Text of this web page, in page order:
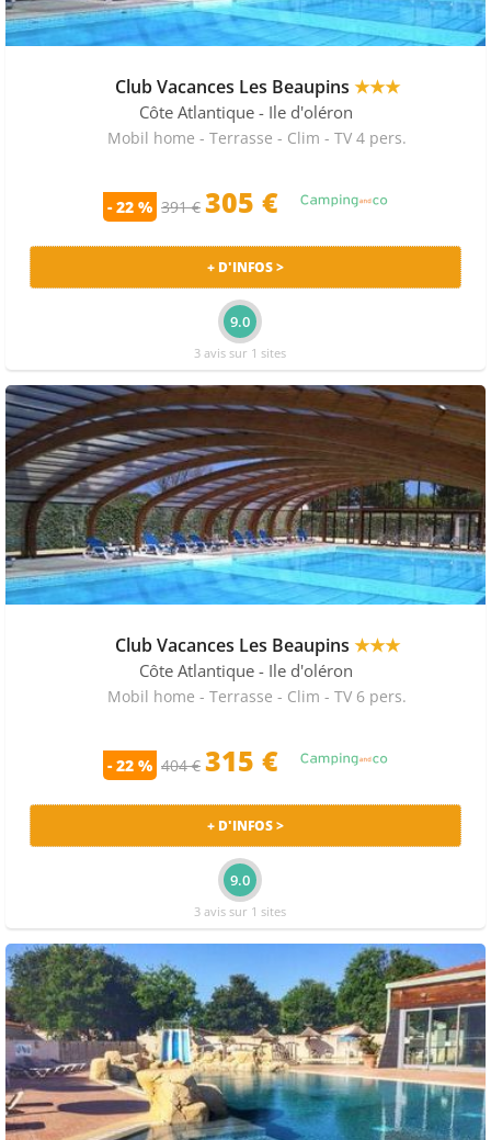
Club Vacances Les Beaupins ★★★
Côte Atlantique - Ile d'oléron
Mobil home - Terrasse - Clim - TV 4 pers.
- 22 % 391 € 305 €
+ D'INFOS >
9.0
3 avis sur 1 sites
Club Vacances Les Beaupins ★★★
Côte Atlantique - Ile d'oléron
Mobil home - Terrasse - Clim - TV 6 pers.
- 22 % 404 € 315 €
+ D'INFOS >
9.0
3 avis sur 1 sites